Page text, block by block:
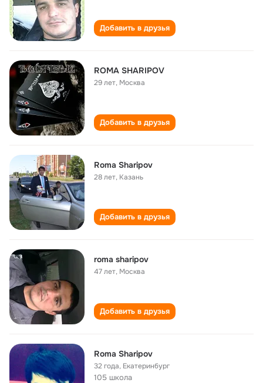
Добавить в друзья
ROMA SHARIPOV
29 лет, Москва
Добавить в друзья
Roma Sharipov
28 лет, Казань
Добавить в друзья
roma sharipov
47 лет, Москва
Добавить в друзья
Roma Sharipov
32 года, Екатеринбург
105 школа